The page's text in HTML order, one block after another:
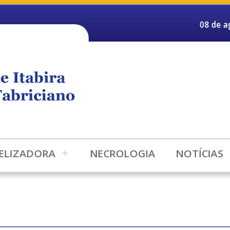
08 de
NECROLOGIA NOTÍCIAS